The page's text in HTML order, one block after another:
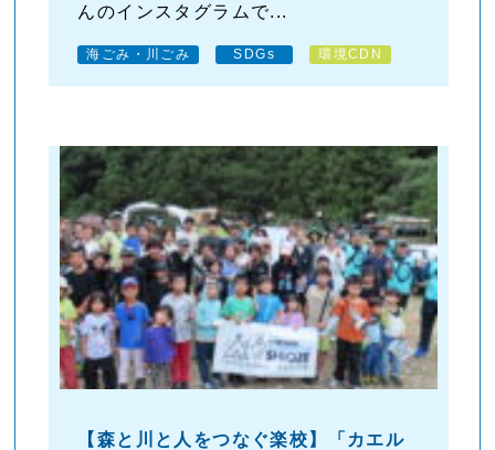
んのインスタグラムで...
海ごみ・川ごみ SDGs 環境CDN
【森と川と人をつなぐ楽校】「カエル